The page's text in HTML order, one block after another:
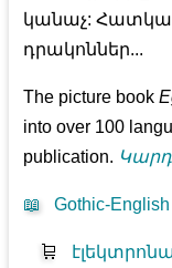
կանաչ:
դրակոններ...
The picture book
into over 100
publication.
📖 Gothic-English
🛒